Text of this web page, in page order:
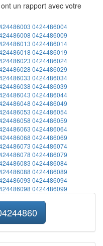
un rapport avec votre
0424486004
0424486009
0424486014
0424486019
0424486024
0424486029
0424486034
0424486039
0424486044
0424486049
0424486054
0424486059
0424486064
0424486069
0424486074
0424486079
0424486084
0424486089
0424486094
0424486099